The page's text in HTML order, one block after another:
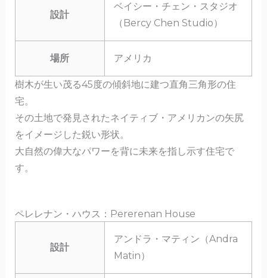
設計
ベイシー・チェン・スタジオ
（Bercy Chen Studio）
場所 アメリカ
樹木が生い茂る45度の傾斜地に建つ直角三角形の住
宅。
その土地で発見されたネイティブ・アメリカンの矢尻
をイメージした鋭い形状。
大自然の偉大なパワーを背に未来を指し示す住宅で
す。
ペレレナン・ハウス：Pererenan House
設計
アンドラ・マティン（Andra
Matin）